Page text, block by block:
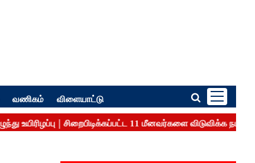
வணிகம் விளையாட்டு